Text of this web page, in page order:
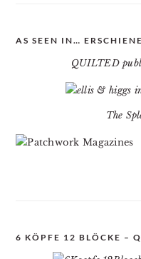
AS SEEN IN…
QUILTED
The
6 KÖPFE 12 BLÖCKE –